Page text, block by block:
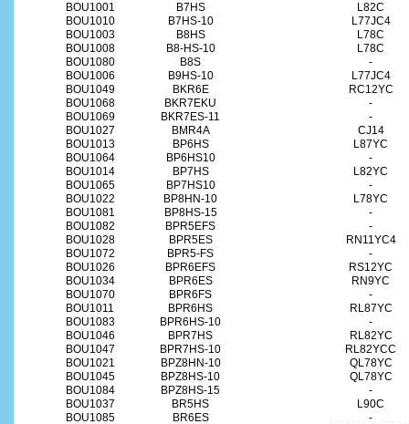
BOU1001
B7HS
L82C
BOU1010
B7HS-10
L77JC4
BOU1003
B8HS
L78C
BOU1008
B8-HS-10
L78C
BOU1080
B8S
-
BOU1006
B9HS-10
L77JC4
BOU1049
BKR6E
RC12YC
BOU1068
BKR7EKU
-
BOU1069
BKR7ES-11
-
BOU1027
BMR4A
CJ14
BOU1013
BP6HS
L87YC
BOU1064
BP6HS10
-
BOU1014
BP7HS
L82YC
BOU1065
BP7HS10
-
BOU1022
BP8HN-10
L78YC
BOU1081
BP8HS-15
-
BOU1082
BPR5EFS
-
BOU1028
BPR5ES
RN11YC4
BOU1072
BPR5-FS
-
BOU1026
BPR6EFS
RS12YC
BOU1034
BPR6ES
RN9YC
BOU1070
BPR6FS
-
BOU1011
BPR6HS
RL87YC
BOU1083
BPR6HS-10
-
BOU1046
BPR7HS
RL82YC
BOU1047
BPR7HS-10
RL82YCC
BOU1021
BPZ8HN-10
QL78YC
BOU1045
BPZ8HS-10
QL78YC
BOU1084
BPZ8HS-15
-
BOU1037
BR5HS
L90C
BOU1085
BR6ES
-